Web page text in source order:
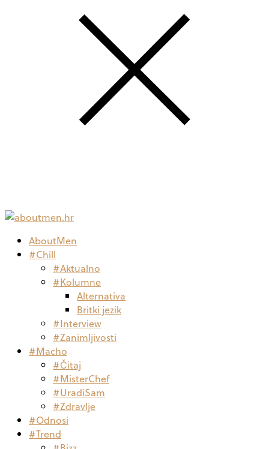
AboutMen
#Chill
#Aktualno
#Kolumne
Alternativa
Britki jezik
#Interview
#Zanimljivosti
#Macho
#Čitaj
#MisterChef
#UradiSam
#Zdravlje
#Odnosi
#Trend